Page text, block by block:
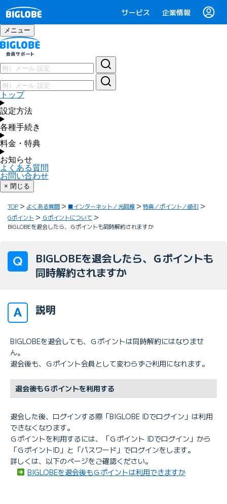
サービス 企業情報
メニュー
トップ
設定方法
各種手続き
料金・特典
お知らせ
よくある質問
お問い合わせ
× 閉じる
TOP よくある質問 ■インターネット／光回線
特典／ポイント／値引
Gポイント
Ｇポイントについて
BIGLOBEを退会したら、Ｇポイントも同時解約されますか
BIGLOBEを退会したら、Ｇポイントも
同時解約されますか
説明
BIGLOBEを退会しても、Ｇポイントは同時解約にはなりませ
ん。
退会後も、Ｇポイント会員として変わらずご利用になれます。
退会後もＧポイントを利用する
退会した後、ログインする際「BIGLOBE IDでログイン」は利用
できなくなります。
Ｇポイントを利用するには、「Ｇポイント IDでログイン」から
「ＧポイントID」と「パスワード」でログインをします。
詳しくは、以下のページをご確認ください。
BIGLOBEを退会後もＧポイントは利用できますか